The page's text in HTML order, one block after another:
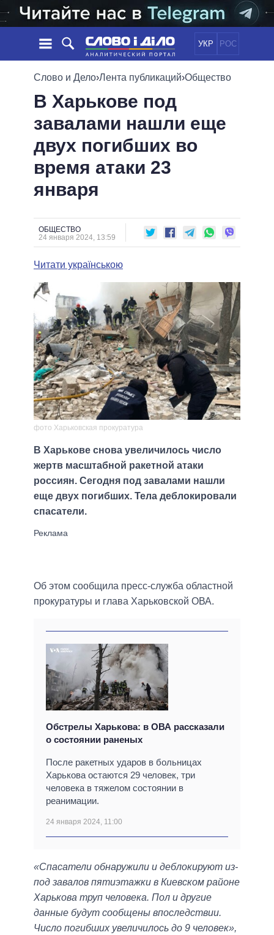
УКР РОС
НОВОСТИ
ЛЕНТА
СОБЫТИЯ
СТАТЬИ
МНЕНИЯ
ОБЗОРЫ
ДАЙДЖЕСТЫ
ПОЛИТИКА
ЭКОНОМИКА
ОБЩЕСТВО
ОБЕЩАНИЯ
ПОЛИТИКИ
ВСЕ ПОЛИТИКИ
ПРЕЗИДЕНТ И ОФИС
ВЕРХОВНАЯ РАДА
ГЛАВЫ ОБЛАДМИНИСТРАЦИЙ
МЭРЫ
ВСЕ ПЕРСОНЫ
СРАВНЕНИЕ ПОЛИТИКОВ
Слово и Дело›Лента публикаций›Общество
В Харькове под
завалами нашли еще
двух погибших во
время атаки 23
января
ОБЩЕСТВО
24 января 2024, 13:59
Читати українською
фото Харьковская прокуратура
В Харькове снова увеличилось число
жертв масштабной ракетной атаки
россиян. Сегодня под завалами нашли
еще двух погибших. Тела деблокировали
спасатели.
Об этом сообщила пресс-служба областной
прокуратуры и глава Харьковской ОВА.
Обстрелы Харькова: в ОВА рассказали
о состоянии раненых
После ракетных ударов в больницах
Харькова остаются 29 человек, три
человека в тяжелом состоянии в
реанимации.
24 января 2024, 11:00
«Спасатели обнаружили и деблокируют из-
под завалов пятиэтажки в Киевском районе
Харькова труп человека. Пол и другие
данные будут сообщены впоследствии.
Число погибших увеличилось до 9 человек»,